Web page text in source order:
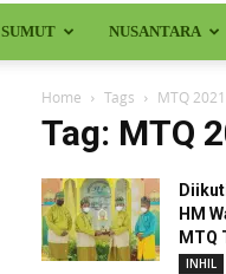
SUMUT NUSANTARA
Home Tags MTQ 2021
Tag: MTQ
HM
MTQ
INHIL